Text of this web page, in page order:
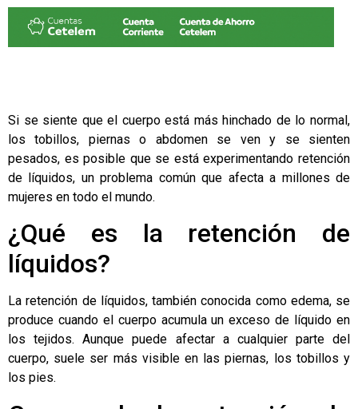
Si se siente que el cuerpo está más hinchado de lo normal,
los tobillos, piernas o abdomen se ven y se sienten
pesados, es posible que se está experimentando retención
de líquidos, un problema común que afecta a millones de
mujeres en todo el mundo.
¿Qué es la retención de
líquidos?
La retención de líquidos, también conocida como edema, se
produce cuando el cuerpo acumula un exceso de líquido en
los tejidos. Aunque puede afectar a cualquier parte del
cuerpo, suele ser más visible en las piernas, los tobillos y
los pies.